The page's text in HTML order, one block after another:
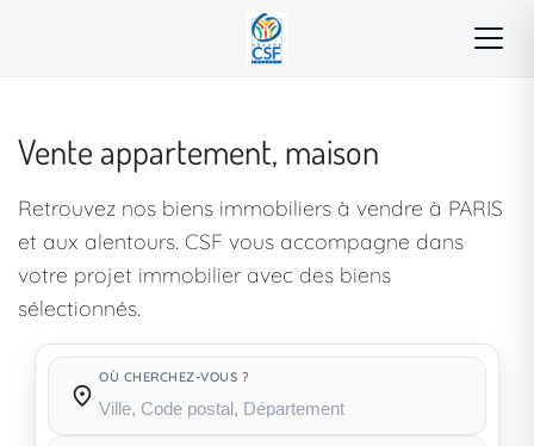
Vente appartement, maison
Retrouvez nos biens immobiliers à vendre à PARIS
et aux alentours. CSF vous accompagne dans
votre projet immobilier avec des biens
sélectionnés.
OÙ CHERCHEZ-VOUS ?